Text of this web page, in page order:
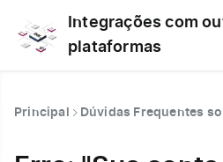
Integrações com
plataformas
Principal Dúvidas Frequentes